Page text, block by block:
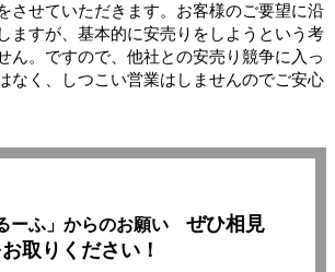
させていただきます。お客様のご要望に沿
ますが、基本的に安売りをしようという考
ん。ですので、他社との安売り競争に入っ
なく、しつこい営業はしませんのでご安心
ーふ」からのお願い
ぜひ相見
取りください！